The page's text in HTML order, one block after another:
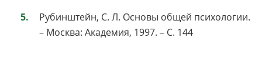
Рубинштейн, С. Л. Основы общей психологии.
– Москва: Академия, 1997. – С. 144